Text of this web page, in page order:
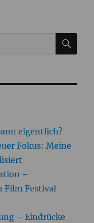
eigentlich?
Fokus: Meine
–
Film Festival
– Eindrücke